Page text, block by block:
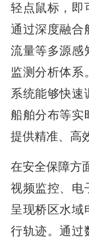
轻点鼠标，即
通过深度融合
流量等多源感
监测分析体系
系统能够快速
船舶分布等实
提供精准、高
在安全保障方
视频监控、电
呈现桥区水域
行轨迹。通过